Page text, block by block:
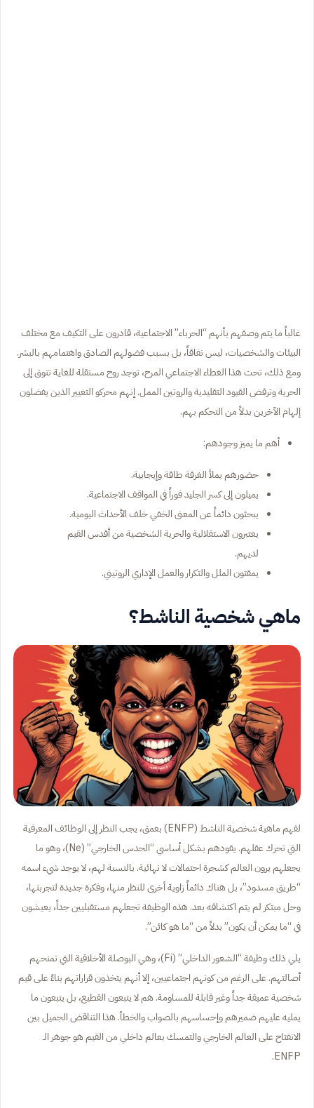
غالباً ما يتم وصفهم بأنهم “الحرباء” الاجتماعية، قادرون على التكيف مع مختلف
البيئات والشخصيات، ليس نفاقاً، بل بسبب فضولهم الصادق واهتمامهم بالبشر.
ومع ذلك، تحت هذا الغطاء الاجتماعي المرح، توجد روح مستقلة للغاية تتوق إلى
الحرية وترفض القيود التقليدية والروتين الممل. إنهم محركو التغيير الذين يفضلون
إلهام الآخرين بدلاً من التحكم بهم.
أهم ما يميز وجودهم:
حضورهم يملأ الغرفة طاقة وإيجابية.
يميلون إلى كسر الجليد فوراً في المواقف الاجتماعية.
يبحثون دائماً عن المعنى الخفي خلف الأحداث اليومية.
يعتبرون الاستقلالية والحرية الشخصية من أقدس القيم
لديهم.
يمقتون الملل والتكرار والعمل الإداري الروتيني.
ماهي شخصية الناشط؟
لفهم ماهية شخصية الناشط (ENFP) بعمق، يجب النظر إلى الوظائف المعرفية
التي تحرك عقلهم. يقودهم بشكل أساسي “الحدس الخارجي” (Ne)، وهو ما
يجعلهم يرون العالم كشجرة احتمالات لا نهائية. بالنسبة لهم، لا يوجد شيء اسمه
“طريق مسدود”، بل هناك دائماً زاوية أخرى للنظر منها، وفكرة جديدة لتجربتها،
وحل مبتكر لم يتم اكتشافه بعد. هذه الوظيفة تجعلهم مستقبليين جداً، يعيشون
في “ما يمكن أن يكون” بدلاً من “ما هو كائن”.
يلي ذلك وظيفة “الشعور الداخلي” (Fi)، وهي البوصلة الأخلاقية التي تمنحهم
أصالتهم. على الرغم من كونهم اجتماعيين، إلا أنهم يتخذون قراراتهم بناءً على قيم
شخصية عميقة جداً وغير قابلة للمساومة. هم لا يتبعون القطيع، بل يتبعون ما
يمليه عليهم ضميرهم وإحساسهم بالصواب والخطأ. هذا التناقض الجميل بين
الانفتاح على العالم الخارجي والتمسك بعالم داخلي من القيم هو جوهر الـ
ENFP.